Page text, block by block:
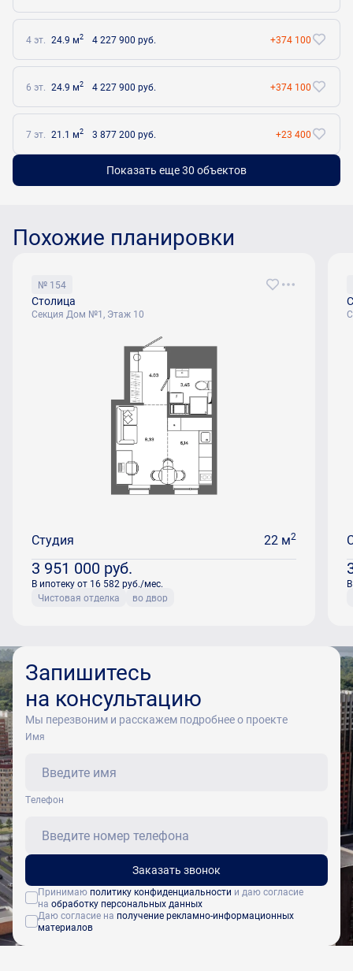
4 эт. 24.9 м2 4 227 900 руб. +374 100
6 эт. 24.9 м2 4 227 900 руб. +374 100
7 эт. 21.1 м2 3 877 200 руб. +23 400
Показать еще 30 объектов
Похожие планировки
№ 154
Столица
Секция Дом №1, Этаж 10
Студия 22 м2
3 951 000 руб.
В ипотеку от 16 582 руб./мес.
Чистовая отделка
во двор
Запишитесь
на консультацию
Мы перезвоним и расскажем подробнее о проекте
Имя
Tелефон
Заказать звонок
Принимаю политику конфиденциальности и даю согласие
на обработку персональных данных
Даю согласие на получение рекламно-информационных
материалов